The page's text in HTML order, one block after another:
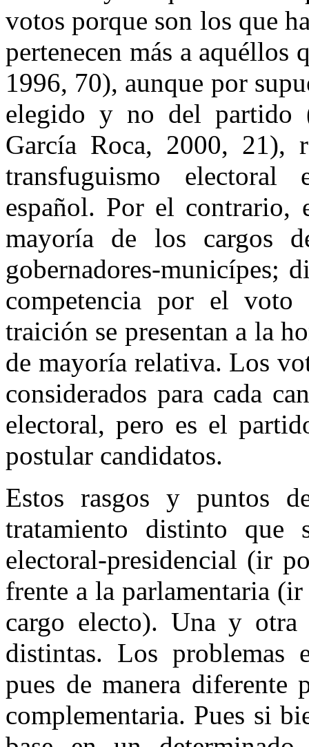
votos porque son los que
pertenecen más a
1996, 70), aunque por
elegido y no del partido
García Roca, 2000,
transfuguismo
español. Por el contrario,
mayoría de los cargos
gobernadores-municípes;
competencia por el
traición se presentan a la
de mayoría relativa. Los
considerados para cada
electoral, pero es el
postular candidatos.
Estos rasgos y puntos
tratamiento distinto
electoral-presidencial (ir
frente a la parlamentaria
cargo electo). Una y otra
distintas. Los problemas
pues de manera diferente
complementaria. Pues si